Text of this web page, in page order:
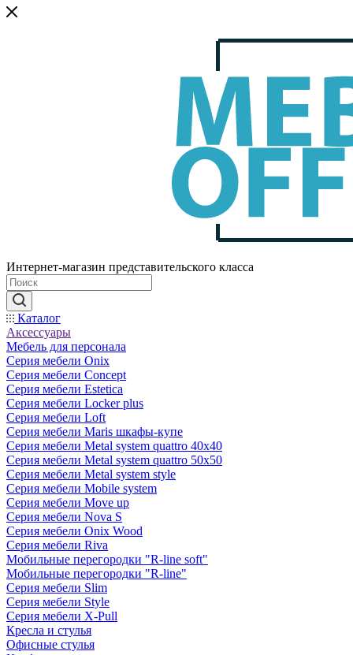
Интернет-магазин представительского класса
Каталог
Аксессуары
Мебель для персонала
Серия мебели Onix
Серия мебели Concept
Серия мебели Estetica
Серия мебели Locker plus
Серия мебели Loft
Серия мебели Maris шкафы-купе
Серия мебели Metal system quattro 40x40
Серия мебели Metal system quattro 50x50
Серия мебели Metal system style
Серия мебели Mobile system
Серия мебели Move up
Серия мебели Nova S
Серия мебели Onix Wood
Серия мебели Riva
Мобильные перегородки "R-line soft"
Мобильные перегородки "R-line"
Серия мебели Slim
Серия мебели Style
Серия мебели X-Pull
Кресла и стулья
Офисные стулья